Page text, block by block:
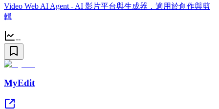
Video Web AI Agent - AI 影片平台與生成器，適用於創作與剪
輯
--
MyEdit